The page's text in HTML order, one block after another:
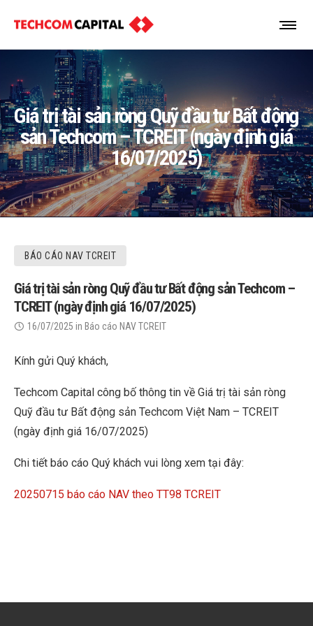
Giá trị tài sản ròng Quỹ đầu tư Bất động
sản Techcom – TCREIT (ngày định giá
16/07/2025)
BÁO CÁO NAV TCREIT
Giá trị tài sản ròng Quỹ đầu tư Bất động sản Techcom –
TCREIT (ngày định giá 16/07/2025)
16/07/2025 in Báo cáo NAV TCREIT
Kính gửi Quý khách,
Techcom Capital công bố thông tin về Giá trị tài sản ròng
Quỹ đầu tư Bất động sản Techcom Việt Nam – TCREIT
(ngày định giá 16/07/2025)
Chi tiết báo cáo Quý khách vui lòng xem tại đây:
20250715 báo cáo NAV theo TT98 TCREIT